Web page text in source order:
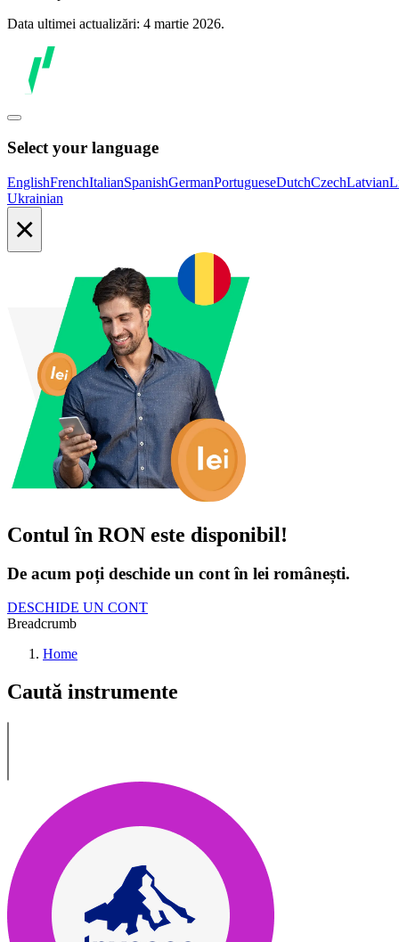
Data ultimei actualizări: 4 martie 2026.
Select your language
EnglishFrenchItalianSpanishGermanPortugueseDutchCzechLatvian
Ukrainian
×
Contul în RON este disponibil!
De acum poți deschide un cont în lei românești.
DESCHIDE UN CONT
Breadcrumb
Home
Caută instrumente